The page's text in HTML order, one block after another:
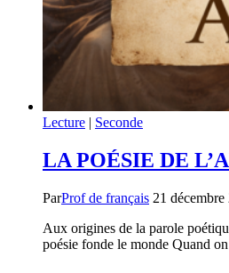
Lecture | Seconde
LA POÉSIE DE
ParProf de français 21 décembre
Aux origines de la parole
poésie fonde le monde Quand